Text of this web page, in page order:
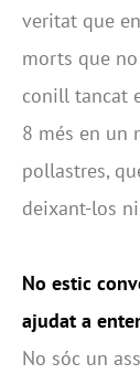
veritat que
morts que
conill tancat
8 més en un
pollastres,
deixant-los
No estic
ajudat a
No sóc un